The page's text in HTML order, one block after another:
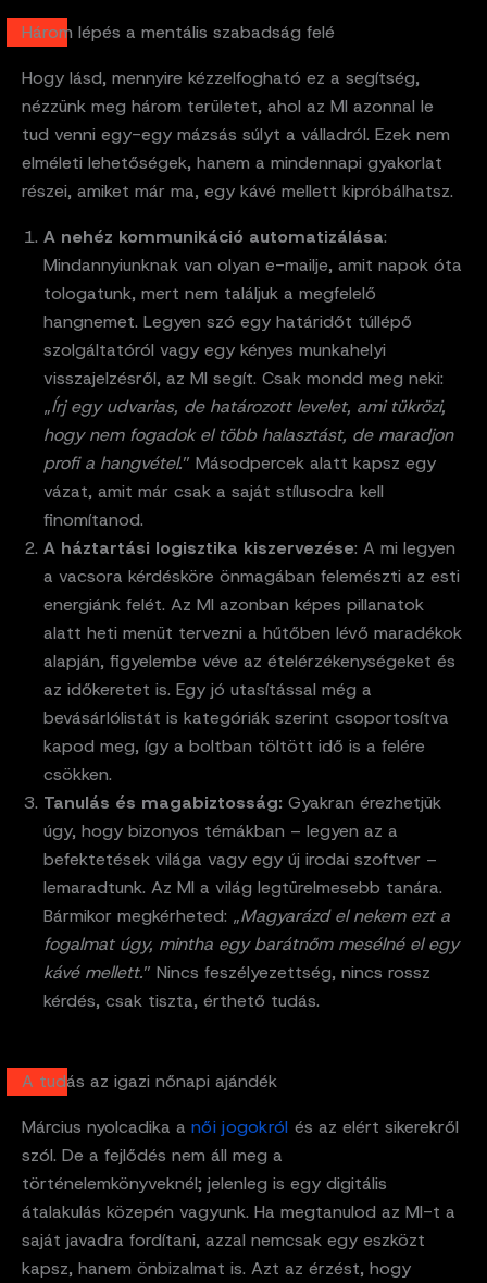
Három lépés a mentális szabadság felé
Hogy lásd, mennyire kézzelfogható ez a segítség,
nézzünk meg három területet, ahol az MI azonnal le
tud venni egy-egy mázsás súlyt a válladról. Ezek nem
elméleti lehetőségek, hanem a mindennapi gyakorlat
részei, amiket már ma, egy kávé mellett kipróbálhatsz.
A nehéz kommunikáció automatizálása:
Mindannyiunknak van olyan e-mailje, amit napok óta
tologatunk, mert nem találjuk a megfelelő
hangnemet. Legyen szó egy határidőt túllépő
szolgáltatóról vagy egy kényes munkahelyi
visszajelzésről, az MI segít. Csak mondd meg neki:
„Írj egy udvarias, de határozott levelet, ami tükrözi,
hogy nem fogadok el több halasztást, de maradjon
profi a hangvétel.” Másodpercek alatt kapsz egy
vázat, amit már csak a saját stílusodra kell
finomítanod.
A háztartási logisztika kiszervezése: A mi legyen
a vacsora kérdésköre önmagában felemészti az esti
energiánk felét. Az MI azonban képes pillanatok
alatt heti menüt tervezni a hűtőben lévő maradékok
alapján, figyelembe véve az ételérzékenységeket és
az időkeretet is. Egy jó utasítással még a
bevásárlólistát is kategóriák szerint csoportosítva
kapod meg, így a boltban töltött idő is a felére
csökken.
Tanulás és magabiztosság: Gyakran érezhetjük
úgy, hogy bizonyos témákban – legyen az a
befektetések világa vagy egy új irodai szoftver –
lemaradtunk. Az MI a világ legtürelmesebb tanára.
Bármikor megkérheted: „Magyarázd el nekem ezt a
fogalmat úgy, mintha egy barátnőm mesélné el egy
kávé mellett.” Nincs feszélyezettség, nincs rossz
kérdés, csak tiszta, érthető tudás.
A tudás az igazi nőnapi ajándék
Március nyolcadika a női jogokról és az elért sikerekről
szól. De a fejlődés nem áll meg a
történelemkönyveknél; jelenleg is egy digitális
átalakulás közepén vagyunk. Ha megtanulod az MI-t a
saját javadra fordítani, azzal nemcsak egy eszközt
kapsz, hanem önbizalmat is. Azt az érzést, hogy